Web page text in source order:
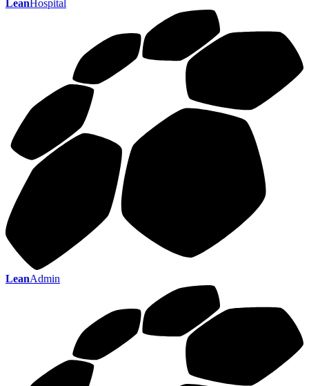
Lean Hospital
LeanAdmin